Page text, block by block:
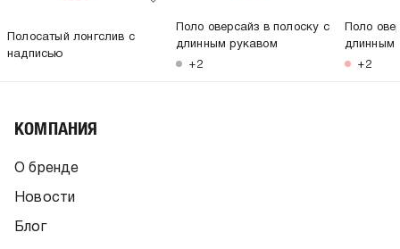
Полосатый лонгслив с
надписью
Поло оверсайз в полоску с
длинным рукавом
+2
Поло
длинным
+2
КОМПАНИЯ
О бренде
Новости
Блог